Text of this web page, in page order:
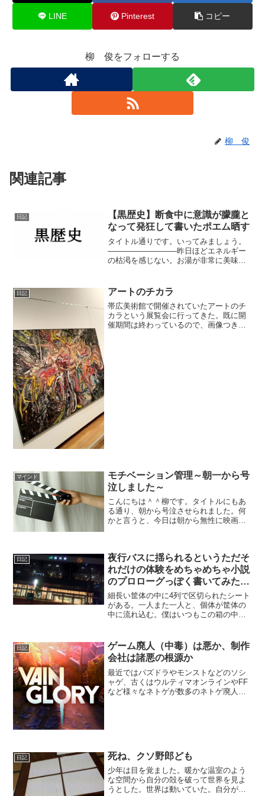
LINE Pinterest コピー
柳 俊をフォローする
柳 俊
関連記事
日記
【黒歴史】断食中に意識が朦朧と
なって発狂して書いたポエム晒す
タイトル通りです。いってみましょう。
―――――――――昨日ほどエネルギー
の枯渇を感じない。お湯が非常に美味し
静かに聞く。夜の雨はどこか悲しみを内
包しているから好きだが、...
日記 アートのチカラ
帯広美術館で開催されていたアートのチ
カラという展覧会に行ってきた。既に開
催期間は終わっているので、画像つきで
マインド
モチベーション管理～朝一から号
泣しました～
こんにちは＾＾柳です。タイトルにもあ
る通り、朝から号泣させられました。何
かと言うと、今日は朝から無性に映画が
していました。実は僕自...
日記
夜行バスに揺られるというただそ
れだけの体験をめちゃめちゃ小説
のプロローグっぽく書いてみた結
果がこちらです。
細長い筐体の中に4列で区切られたシート
がある。一人また一人と、個体が筐体の
中に流れ込む。僕はいつもこの箱の中に
と、家畜と何ら変わりがない。満員電車
よりはいくぶんマシだと...
日記
ゲーム廃人（中毒）は悪か、制作
会社は諸悪の根源か
最近ではパズドラやモンストなどのソシ
ャゲ、古くはウルティマオンラインやFF
など様々なネトゲが数多のネトゲ廃人を
日記 死ね、クソ野郎ども
少年は目を覚ました。暖かな温室のよう
な空間から自分の殻を破って世界を見よ
うとした。世界は動いていた。自分が存